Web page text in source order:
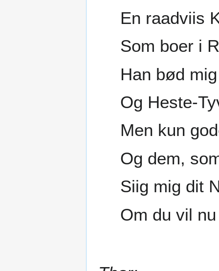
En raadviis
Som boer i
Han bød
Og Heste-
Men kun
Og dem,
Siig mig dit
Om du vil